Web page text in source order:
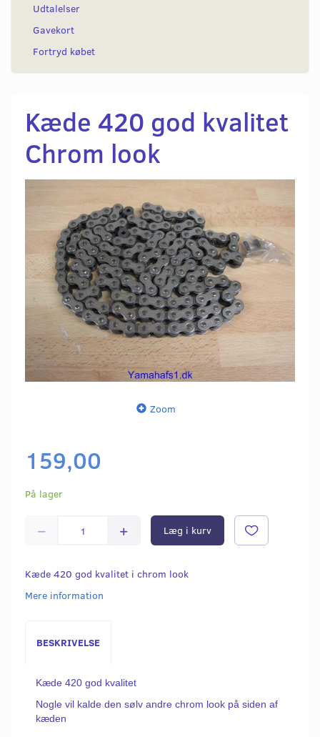
Udtalelser
Gavekort
Fortryd købet
Kæde 420 god kvalitet
Chrom look
Zoom
159,00
På lager
Læg i kurv
Kæde 420 god kvalitet i chrom look
Mere information
BESKRIVELSE
Kæde 420 god kvalitet
Nogle vil kalde den sølv andre chrom look på siden af
kæden